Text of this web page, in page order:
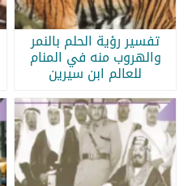
تفسير رؤية الحلم بالنمر
والهروب منه في المنام
للعالم ابن سيرين